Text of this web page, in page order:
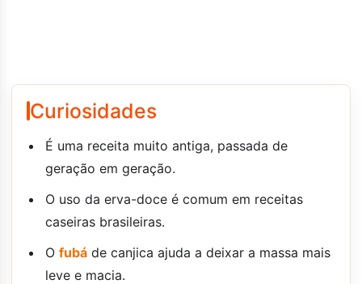
Curiosidades
É uma receita muito antiga, passada de
geração em geração.
O uso da erva-doce é comum em receitas
caseiras brasileiras.
O fubá de canjica ajuda a deixar a massa mais
leve e macia.